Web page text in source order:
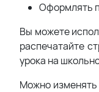
Оформлять
Вы можете
распечатайте
урока на
Можно изменять